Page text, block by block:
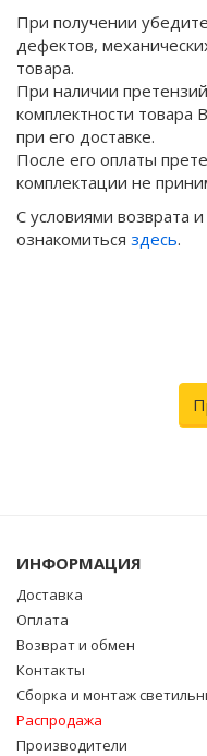
При получении
дефектов,
товара.
При наличии
комплектности товара
при его доставке.
После его оплаты
комплектации не
С условиями возврата
ознакомиться здесь.
ИНФОРМАЦИЯ
Доставка
Оплата
Возврат и обмен
Контакты
Сборка и монтаж
Распродажа
Производители